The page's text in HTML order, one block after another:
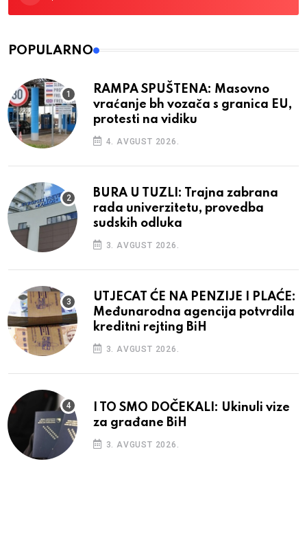
POPULARNO
RAMPA SPUŠTENA: Masovno
vraćanje bh vozača s granica EU,
protesti na vidiku
4. AVGUST 2026.
BURA U TUZLI: Trajna zabrana
rada univerzitetu, provedba
sudskih odluka
3. AVGUST 2026.
UTJECAT ĆE NA PENZIJE I PLAĆE:
Međunarodna agencija potvrdila
kreditni rejting BiH
3. AVGUST 2026.
I TO SMO DOČEKALI: Ukinuli vize
za građane BiH
3. AVGUST 2026.